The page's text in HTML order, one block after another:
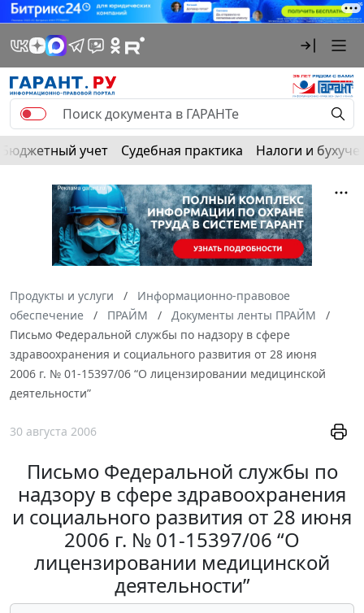
Бюджетный учет Судебная практика Налоги и
Продукты и услуги
Информационно-правовое
обеспечение
ПРАЙМ
Документы ленты ПРАЙМ
Письмо Федеральной службы по надзору в сфере
здравоохранения и социального развития от 28 июня
2006 г. № 01-15397/06 “О лицензировании медицинской
деятельности”
30 августа 2006
Письмо Федеральной службы по
надзору в сфере здравоохранения
и социального развития от 28 июня
2006 г. № 01-15397/06 “О
лицензировании медицинской
деятельности”